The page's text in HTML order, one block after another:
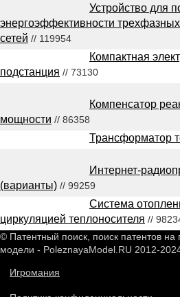
Устройство для
энергоэффективности
сетей // 119954
Компактная
подстанция // 73130
Компенсатор
мощности // 86358
Трансформатор
Интернет-
(варианты) // 99259
Система
циркуляцией теплоносителя //
© Патентный поиск, поиск патентов на
модели - PoleznayaModel.RU 2012-
Игромания